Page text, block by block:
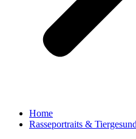
Home
Rasseportraits &